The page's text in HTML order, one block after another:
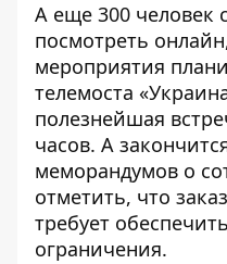
А еще 300 человек
посмотреть
мероприятия
телемоста
полезнейшая
часов. А
меморандумов о
отметить, что
требует
ограничения.